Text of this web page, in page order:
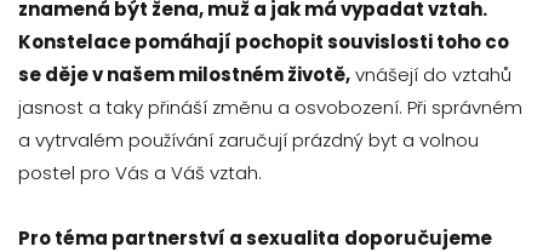
znamená být žena, muž a jak má vypadat vztah.
Konstelace pomáhají pochopit souvislosti toho co
se děje v našem milostném životě,vnášejí do vztahů
jasnost a taky přináší změnu a osvobození. Při správném
a vytrvalém používání zaručují prázdný byt a volnou
postel pro Vás a Váš vztah.
Pro téma partnerství a sexualita doporučujeme